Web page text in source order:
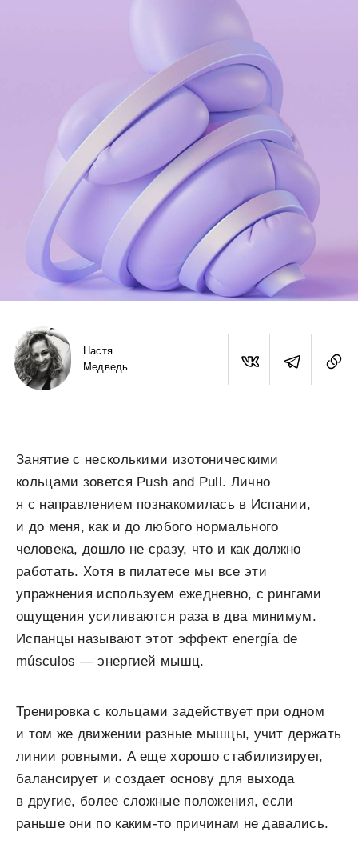
Настя
Медведь
Занятие с несколькими изотоническими
кольцами зовется Push and Pull. Лично
я с направлением познакомилась в Испании,
и до меня, как и до любого нормального
человека, дошло не сразу, что и как должно
работать. Хотя в пилатесе мы все эти
упражнения используем ежедневно, с рингами
ощущения усиливаются раза в два минимум.
Испанцы называют этот эффект energía de
músculos — энергией мышц.
Тренировка с кольцами задействует при одном
и том же движении разные мышцы, учит держать
линии ровными. А еще хорошо стабилизирует,
балансирует и создает основу для выхода
в другие, более сложные положения, если
раньше они по каким-то причинам не давались.